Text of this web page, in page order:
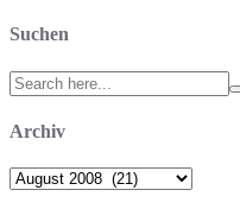
Suchen
Search
for:
Archiv
Archiv